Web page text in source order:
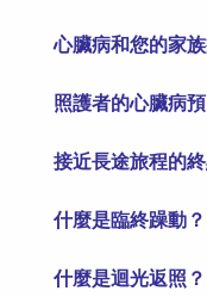
心臟病和您的家
照護者的心臟病
接近長途旅程的
什麼是臨終躁動？
什麼是迴光返照？